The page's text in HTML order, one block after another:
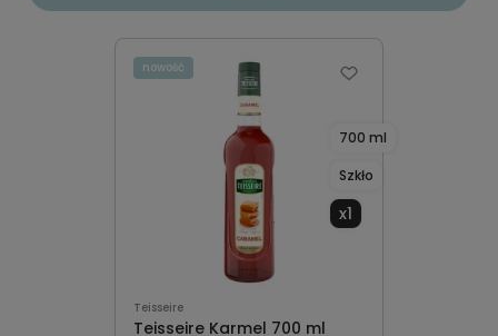
Teisseire
Teisseire Karmel 700 ml
700 ml
Szkło
x1
nowość